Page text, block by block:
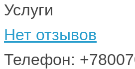
Услуги
Нет отзывов
Телефон: